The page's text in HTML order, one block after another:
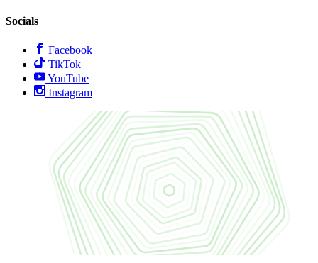
Socials
Facebook
TikTok
YouTube
Instagram